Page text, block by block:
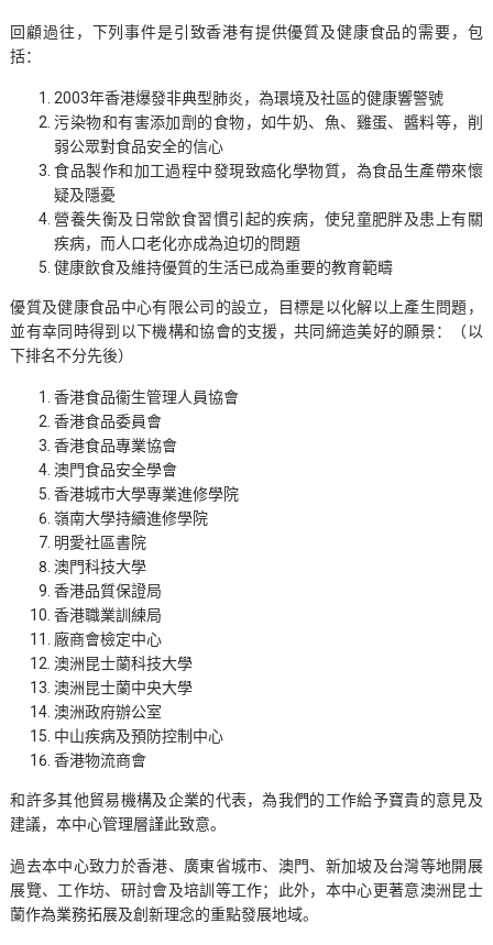
回顧過往，下列事件是引致香港有提供優質及健康食品的需要，包
括：
2003年香港爆發非典型肺炎，為環境及社區的健康響警號
污染物和有害添加劑的食物，如牛奶、魚、雞蛋、醬料等，削
弱公眾對食品安全的信心
食品製作和加工過程中發現致癌化學物質，為食品生產帶來懷
疑及隱憂
營養失衡及日常飲食習慣引起的疾病，使兒童肥胖及患上有關
疾病，而人口老化亦成為迫切的問題
健康飲食及維持優質的生活已成為重要的教育範疇
優質及健康食品中心有限公司的設立，目標是以化解以上產生問題，
並有幸同時得到以下機構和協會的支援，共同締造美好的願景：（以
下排名不分先後）
香港食品衞生管理人員協會
香港食品委員會
香港食品專業協會
澳門食品安全學會
香港城市大學專業進修學院
嶺南大學持續進修學院
明愛社區書院
澳門科技大學
香港品質保證局
香港職業訓練局
廠商會檢定中心
澳洲昆士蘭科技大學
澳洲昆士蘭中央大學
澳洲政府辦公室
中山疾病及預防控制中心
香港物流商會
和許多其他貿易機構及企業的代表，為我們的工作給予寶貴的意見及
建議，本中心管理層謹此致意。
過去本中心致力於香港、廣東省城市、澳門、新加坡及台灣等地開展
展覽、工作坊、研討會及培訓等工作；此外，本中心更著意澳洲昆士
蘭作為業務拓展及創新理念的重點發展地域。